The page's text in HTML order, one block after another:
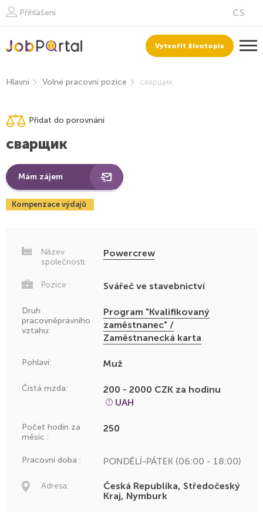
Přihlášeni
Vytvořit životopis
Hlavní Volné pracovní pozice сварщик
Přidat do porovnání
сварщик
Mám zájem
Kompenzace výdajů
Název
společnosti:
Powercrew
Pozice : Svářeč ve stavebnictví
Druh
pracovněprávního
vztahu:
Program "Kvalifikovaný
zaměstnanec" /
Zaměstnanecká karta
Pohlaví: Muž
Čistá mzda:
200 - 2000 CZK za hodinu
UAH
Počet hodin za
měsíc :
250
Pracovní doba : PONDĚLÍ-PÁTEK (06:00 - 18:00)
Adresa:
Česká Republika, Středočeský
Kraj, Nymburk